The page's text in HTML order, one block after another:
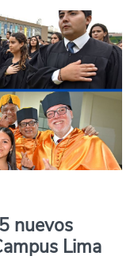
nuevos
Lima